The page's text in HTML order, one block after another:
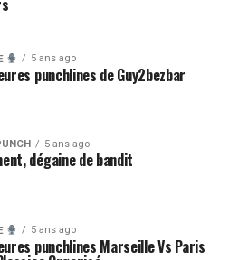
5 ans ago
punchlines de Guy2bezbar
5 ans ago
dégaine de bandit
5 ans ago
punchlines Marseille Vs Paris